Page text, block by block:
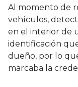
Al momento de
vehículos,
en el interior de
identificación
dueño, por lo
marcaba la